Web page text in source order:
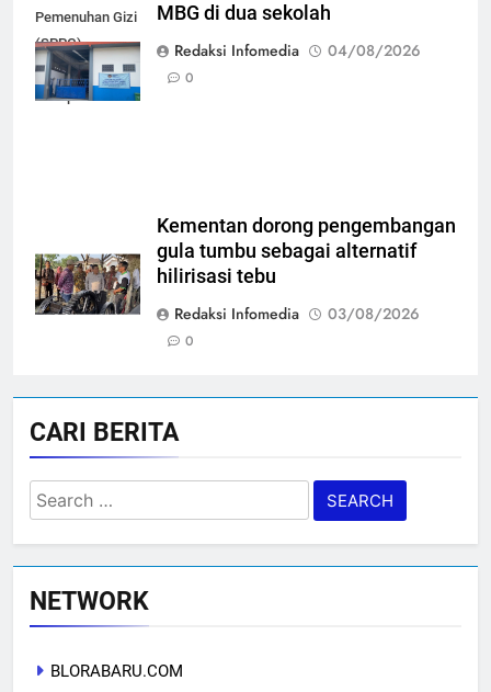
Pemenuhan Gizi
(SPPG)
Karangjati 3 di
Kabupaten Blora
MBG di dua sekolah
Redaksi Infomedia
04/08/2026
0
Kementan dorong pengembangan
gula tumbu sebagai alternatif
hilirisasi tebu
Redaksi Infomedia
03/08/2026
0
CARI BERITA
Search
for:
NETWORK
BLORABARU.COM